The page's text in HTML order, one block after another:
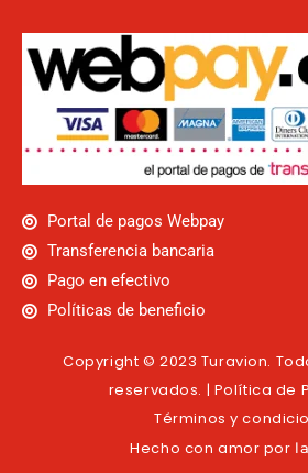
Portal de pagos Webpay
Transferencia bancaria
Pago en efectivo
Políticas de beneficio
Copyright © 2023 Turavion.
reservados. | Política de
Términos y
Hecho con amor por